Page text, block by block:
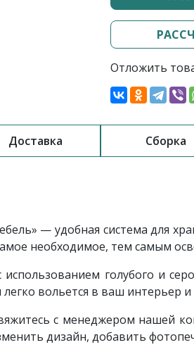
Отложить
Доставка Сборка
— удобная система для
необходимое, тем самым
голубого и
вольется в ваш интерьер
с менеджером нашей
дизайн, добавить